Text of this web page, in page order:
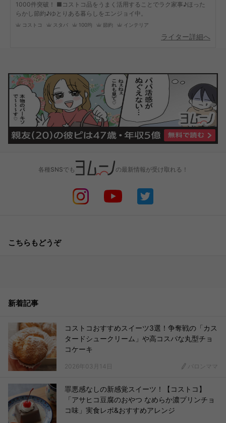
1000件突破！ ■コストコ品をうまく活用することでラク家事♪ほった
らかし節約♪ゆとりある暮らしをエンジョイ中。
コストコ スタバ 100均 節約 インテリア
ライター詳細へ
各種SNSでも の最新情報が受け取れる！
こちらもどうぞ
新着記事
コストコおすすめスイーツ3選！争奪戦の「カス
タードシュークリーム」や高コスパな丸型チョ
コケーキ
2026年03月14日 バロンママ
罪悪感なしの新感覚スイーツ！【コストコ】
「アサヒコ豆腐のおやつ なめらか濃プリンチョ
コ味」実食レポ&おすすめアレンジ